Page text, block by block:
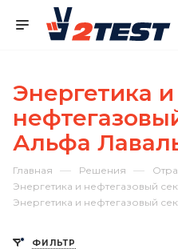
Энергетика и
Альфа
Главная — Решения —
Энергетика и нефтегазовый
Энергетика и нефтегазовый
ФИЛЬТР